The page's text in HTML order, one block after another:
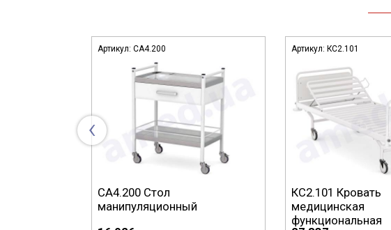
‹
Артикул:СА4.200
СА4.200 Стол
манипуляционный
Артикул:КС2.101
КС2.101 Кровать
медицинская
функциональная